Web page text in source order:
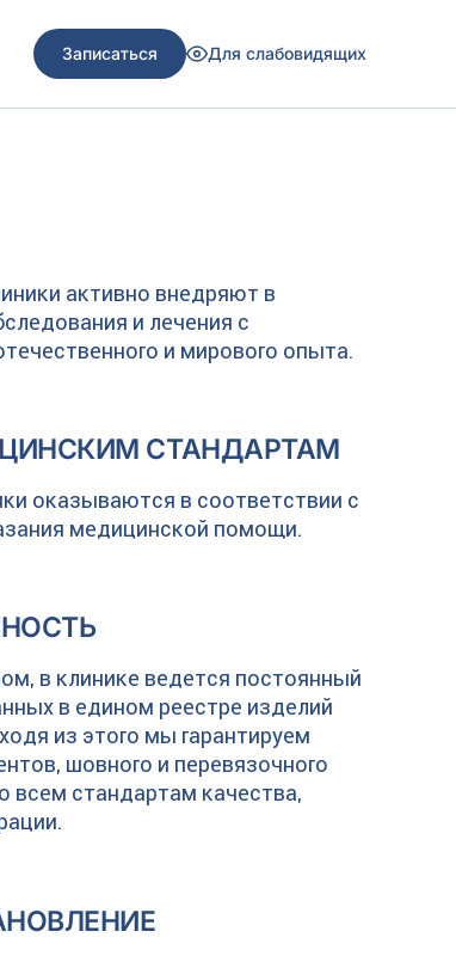
Записаться Для слабовидящих
активно внедряют в
и лечения с
и мирового опыта.
СТАНДАРТАМ
оказываются в соответствии с
медицинской помощи.
в клинике ведется постоянный
в едином реестре изделий
из этого мы гарантируем
шовного и перевязочного
всем стандартам качества,